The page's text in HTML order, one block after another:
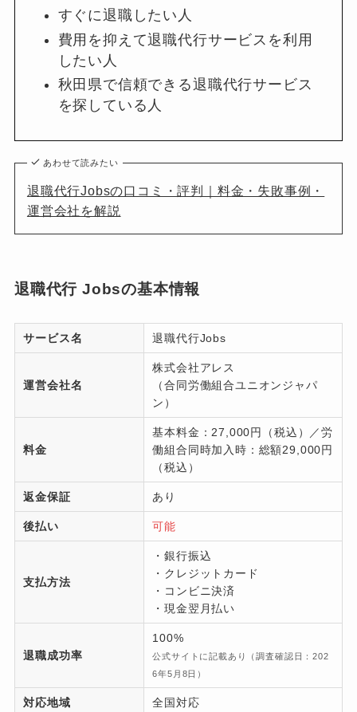
すぐに退職したい人
費用を抑えて退職代行サービスを利用
したい人
秋田県で信頼できる退職代行サービス
を探している人
あわせて読みたい
退職代行Jobsの口コミ・評判｜料金・失敗事例・
運営会社を解説
退職代行 Jobsの基本情報
サービス名 退職代行Jobs
運営会社名
株式会社アレス
（合同労働組合ユニオンジャパ
ン）
料金
基本料金：27,000円（税込）／労
働組合同時加入時：総額29,000円
（税込）
返金保証 あり
後払い 可能
支払方法
・銀行振込
・クレジットカード
・コンビニ決済
・現金翌月払い
退職成功率
100%
公式サイトに記載あり（調査確認日：202
6年5月8日）
対応地域 全国対応